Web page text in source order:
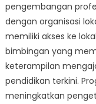
pengembangan
dengan organisasi
memiliki akses ke
bimbingan yang
keterampilan
pendidikan terkini.
meningkatkan